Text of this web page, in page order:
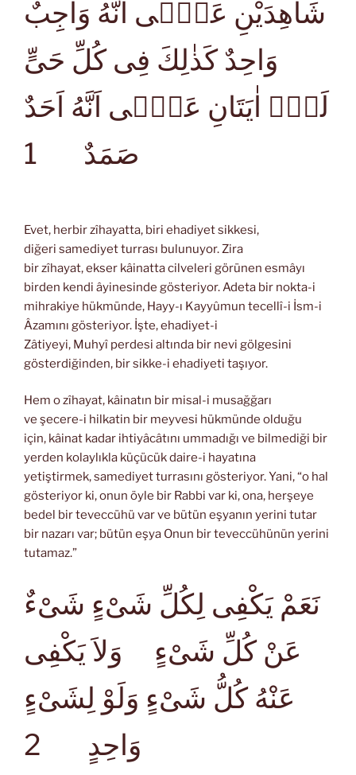
شَاهِدَيْنِ عَلٰۤى اَنَّهُ وَاجِبٌ
وَاحِدٌ كَذٰلِكَ فِى كُلِّ حَىٍّ
لَهُۤ اٰيَتَانِ عَلٰۤى اَنَّهُ اَحَدٌ
صَمَدٌ
1
Evet, herbir zîhayatta, biri ehadiyet sikkesi,
diğeri samediyet turrası bulunuyor. Zira
bir zîhayat, ekser kâinatta cilveleri görünen esmâyı
birden kendi âyinesinde gösteriyor. Adeta bir nokta-i
mihrakiye hükmünde, Hayy-ı Kayyûmun tecellî-i İsm-i
Âzamını gösteriyor. İşte, ehadiyet-i
Zâtiyeyi, Muhyî perdesi altında bir nevi gölgesini
gösterdiğinden, bir sikke-i ehadiyeti taşıyor.
Hem o zîhayat, kâinatın bir misal-i musağğarı
ve şecere-i hilkatin bir meyvesi hükmünde olduğu
için, kâinat kadar ihtiyâcâtını ummadığı ve bilmediği bir
yerden kolaylıkla küçücük daire-i hayatına
yetiştirmek, samediyet turrasını gösteriyor. Yani, “o hal
gösteriyor ki, onun öyle bir Rabbi var ki, ona, herşeye
bedel bir teveccühü var ve bütün eşyanın yerini tutar
bir nazarı var; bütün eşya Onun bir teveccühünün yerini
tutamaz.”
نَعَمْ يَكْفِى لِكُلِّ شَىْءٍ شَىْءٌ
عَنْ كُلِّ شَىْءٍ وَلاَ يَكْفِى
عَنْهُ كُلُّ شَىْءٍ وَلَوْ لِشَىْءٍ
وَاحِدٍ
2